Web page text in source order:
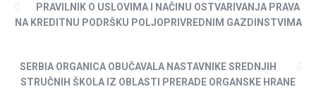
PRAVILNIK O USLOVIMA I NAČINU OSTVARIVANJA PRAVA
NA KREDITNU PODRŠKU POLJOPRIVREDNIM GAZDINSTVIMA
SERBIA ORGANICA OBUČAVALA NASTAVNIKE SREDNJIH
STRUČNIH ŠKOLA IZ OBLASTI PRERADE ORGANSKE HRANE